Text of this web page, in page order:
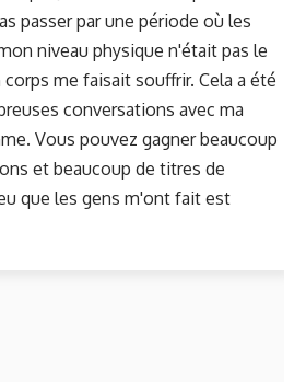
passer par une période où les
niveau physique n'était pas le
me faisait souffrir. Cela a été
conversations avec ma
Vous pouvez gagner beaucoup
et beaucoup de titres de
que les gens m'ont fait est